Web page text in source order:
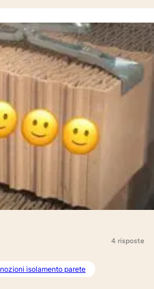
4 risposte
nozioni isolamento parete